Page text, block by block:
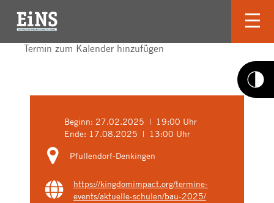
Termin zum Kalender hinzufügen
Beginn: 27.02.2025 | 19:00 Uhr
Ende: 17.08.2025 | 13:00 Uhr
Pfullendorf-Denkingen
https://kingdomimpact.org/termine-
events/aktuelle-schulen/bau-2025/